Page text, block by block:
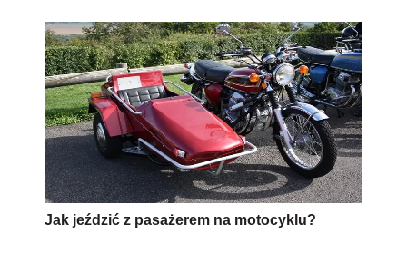
Jak jeździć z pasażerem na motocyklu?